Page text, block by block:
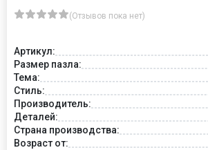
(Отзывов пока нет)
Артикул:
Размер пазла:
Тема:
Стиль:
Производитель:
Деталей:
Страна производства:
Возраст от: